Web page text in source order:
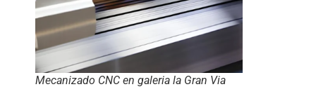
Mecanizado CNC en galeria la Gran Via